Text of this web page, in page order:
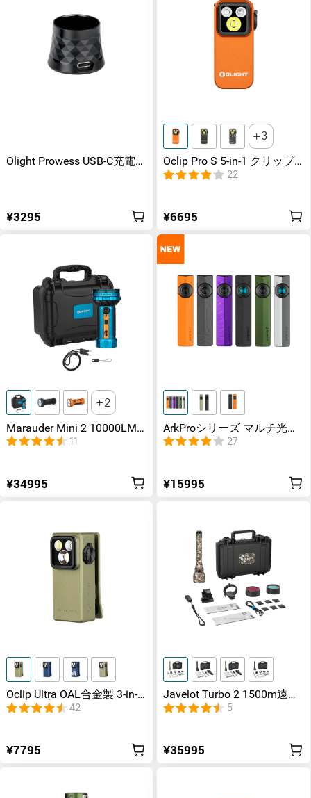
Olight Prowess USB-C充電ド
¥3295
3
Oclip Pro S 5-in-1 クリップ
式懐中電灯 UV & RGB 5光源
搭載 充電式ミニライト
22
¥6695
2
Marauder Mini 2 10000LM
災害対応 デュアルビーム
LED懐中電灯
11
¥34995
ArkProシリーズ マルチ光源
薄型フラッシュライト
27
¥15995
Oclip Ultra OAL合金製 3-in-1
クリップライト ランニング
ライト キーライト（UVライ
42
¥7795
Javelot Turbo 2 1500m遠距
離懐中電灯
5
¥35995